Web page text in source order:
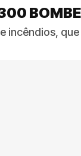
incêndios,